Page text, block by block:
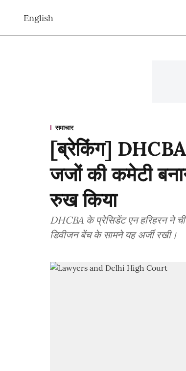
English
समाचार
[ब्रेकिंग]
जजों की कमेटी
रुख किया
DHCBA के प्रेसिडेंट एन हरिहरन ने
डिवीजन बेंच के सामने यह अर्जी रखी।